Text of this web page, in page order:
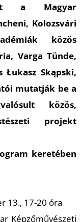
a Magyar
Kolozsvári
közös
Varga Tünde,
Skąpski,
mutatják be a
közös,
projekt
keretében
13., 17-20 óra
Képzőművészeti